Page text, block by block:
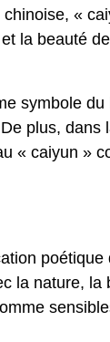
«
la beauté
symbole
plus, dans
« caiyun »
la nature, la